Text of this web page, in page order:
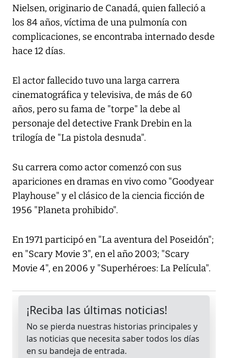
Nielsen, originario de Canadá, quien falleció a
los 84 años, víctima de una pulmonía con
complicaciones, se encontraba internado desde
hace 12 días.
El actor fallecido tuvo una larga carrera
cinematográfica y televisiva, de más de 60
años, pero su fama de "torpe" la debe al
personaje del detective Frank Drebin en la
trilogía de "La pistola desnuda".
Su carrera como actor comenzó con sus
apariciones en dramas en vivo como "Goodyear
Playhouse" y el clásico de la ciencia ficción de
1956 "Planeta prohibido".
En 1971 participó en "La aventura del Poseidón";
en "Scary Movie 3", en el año 2003; "Scary
Movie 4", en 2006 y "Superhéroes: La Película".